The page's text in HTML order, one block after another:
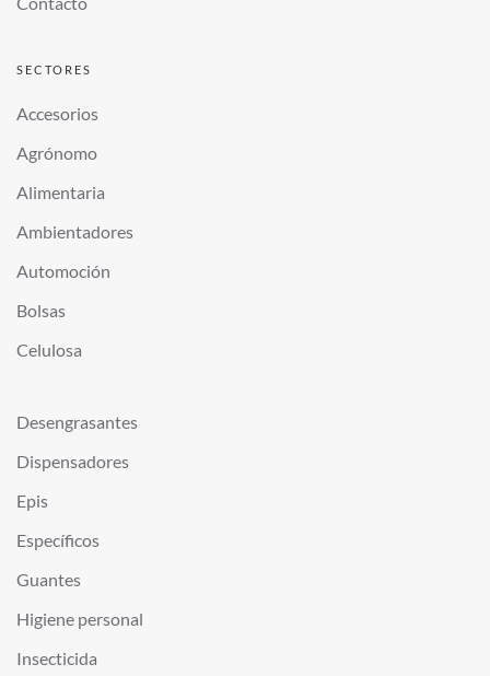
SECTORES
Accesorios
Agrónomo
Alimentaria
Ambientadores
Automoción
Bolsas
Celulosa
Desengrasantes
Dispensadores
Epis
Específicos
Guantes
Higiene personal
Insecticida